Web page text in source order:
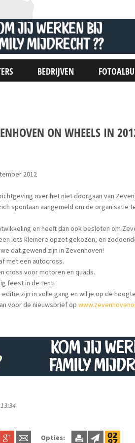
BEDRIJVEN
ON WHEELS IN
2012
over het niet doorgaan van
spontaan aangemeld om de organisatie
en heeft dan ook besloten om
iets kleinere opzet gekozen, en
dat gewend zijn in Zevenhoven!
met een autocross.
cross voor motoren en quads.
feest in de tent!
zijn in volle gang en wil je op de
voor de nieuwsbrief op
Opties: